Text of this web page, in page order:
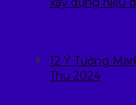
12 Ý Tưởng
Thu 2024